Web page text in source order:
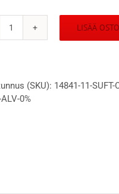
SUFT
Hki
SUFT
LISÄÄ
(SKU): 14841-11-SUFT-
0%